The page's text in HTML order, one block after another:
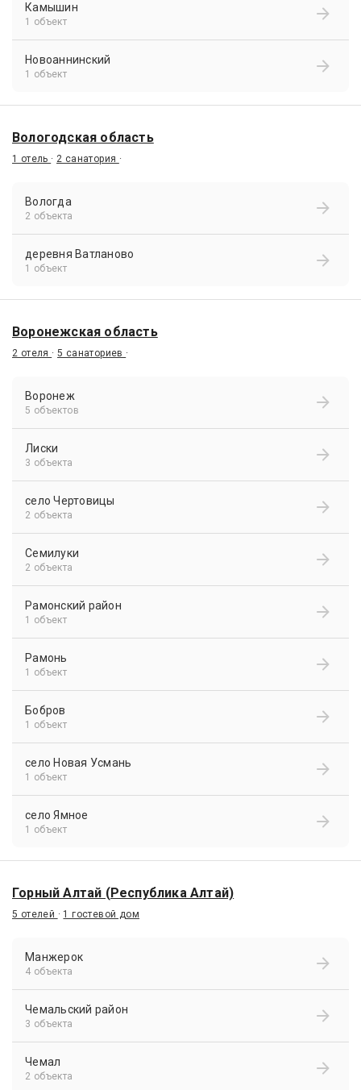
Камышин
1 объект
Новоаннинский
1 объект
Вологодская область
1 отель ·2 санатория ·
Вологда
2 объекта
деревня Ватланово
1 объект
Воронежская область
2 отеля ·5 санаториев ·
Воронеж
5 объектов
Лиски
3 объекта
село Чертовицы
2 объекта
Семилуки
2 объекта
Рамонский район
1 объект
Рамонь
1 объект
Бобров
1 объект
село Новая Усмань
1 объект
село Ямное
1 объект
Горный Алтай (Республика Алтай)
5 отелей · 1 гостевой дом
Манжерок
4 объекта
Чемальский район
3 объекта
Чемал
2 объекта